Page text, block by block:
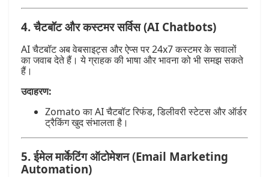
4.चैटबॉट और कस्टमर सर्विस (AI Chatbots)
AI चैटबॉट अब वेबसाइट्स और ऐप्स पर 24x7 कस्टमर के सवालों
का जवाब देते हैं। ये ग्राहक की भाषा और भावना को भी समझ सकते
हैं।
उदाहरण:
Zomato का AI चैटबॉट रिफंड, डिलीवरी स्टेटस और ऑर्डर
ट्रैकिंग खुद संभालता है।
5.ईमेल मार्केटिंग ऑटोमेशन (Email Marketing
Automation)